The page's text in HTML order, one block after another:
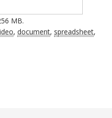
MB.
, document, spreadsheet,